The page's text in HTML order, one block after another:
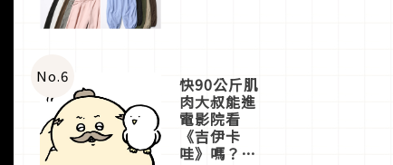
No.6 快90公斤肌
肉大叔能進
電影院看
《吉伊卡
哇》嗎？日